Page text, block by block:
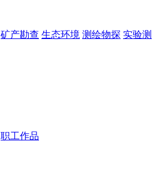
矿产勘查 生态环境 测绘物探 实验测
职工作品